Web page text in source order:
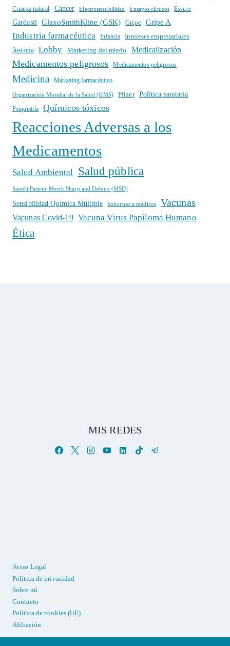
Crianza natural Cáncer Electrosensibilidad Ensayos clínicos Essure
Gardasil GlaxoSmithKline (GSK) Gripe Gripe A
Industria farmacéutica Infancia
Intereses empresariales
Justicia
Lobby Marketing del miedo Medicalización
Medicamentos peligrosos Medicamentos peligrosos
Medicina Márketing farmacéutico
Organización Mundial de la Salud (OMS) Pfizer Política sanitaria
Psiquiatría Químicos tóxicos
Reacciones Adversas a los
Medicamentos
Salud Ambiental Salud pública
Sanofi Pasteur Merck Sharp and Dohme (MSD)
Sensibilidad Química Múltiple Sobornos a médicos Vacunas
Vacunas Covid-19 Vacuna Virus Papiloma Humano
Ética
MIS REDES
Aviso Legal
Política de privacidad
Sobre mí
Contacto
Política de cookies (UE)
Afiliación